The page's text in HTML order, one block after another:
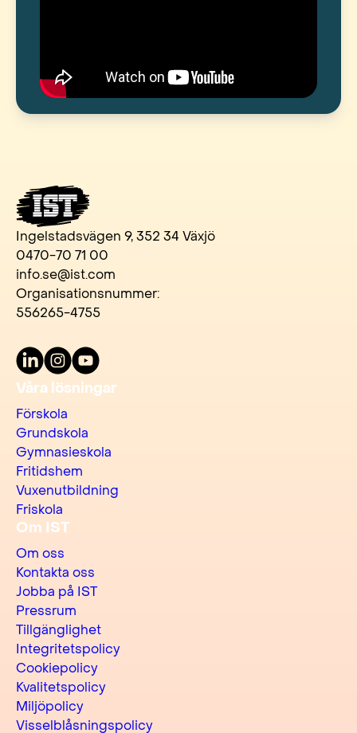
Ingelstadsvägen 9, 352 34 Växjö
0470-70 71 00
info.se@ist.com
Organisationsnummer:
556265-4755
LinkedInInstagram
Youtube
Våra lösningar
Förskola
Grundskola
Gymnasieskola
Fritidshem
Vuxenutbildning
Friskola
Om IST
Om oss
Kontakta oss
Jobba på IST
Pressrum
Tillgänglighet
Integritetspolicy
Cookiepolicy
Kvalitetspolicy
Miljöpolicy
Visselblåsningspolicy